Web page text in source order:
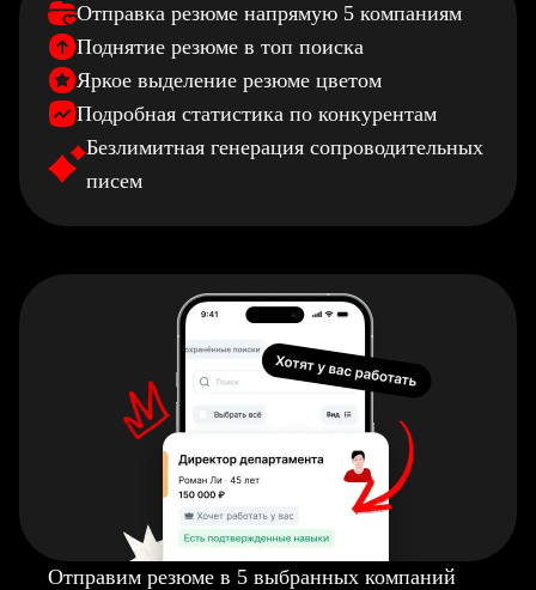
Отправка резюме напрямую 5 компаниям
Поднятие резюме в топ поиска
Яркое выделение резюме цветом
Подробная статистика по конкурентам
Безлимитная генерация сопроводительных
писем
Отправим резюме в 5 выбранных компаний